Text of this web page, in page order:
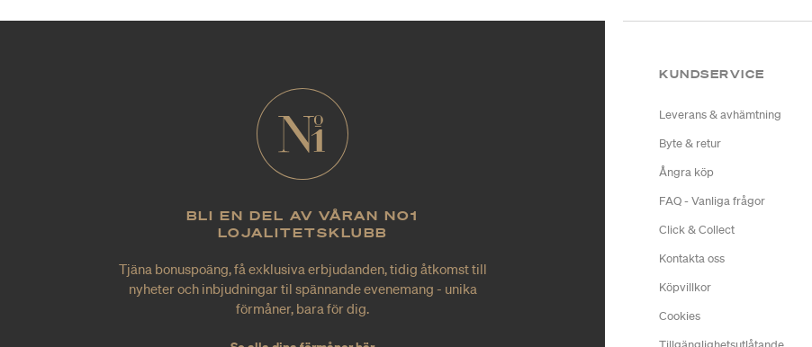
BLI EN DEL AV VÅRAN NO1
LOJALITETSKLUBB
Tjäna bonuspoäng, få exklusiva erbjudanden, tidig åtkomst till
nyheter och inbjudningar til spännande evenemang - unika
förmåner, bara för dig.
KUNDSERVICE
Leverans & avhämtning
Byte & retur
Ångra köp
FAQ - Vanliga frågor
Click & Collect
Kontakta oss
Köpvillkor
Cookies